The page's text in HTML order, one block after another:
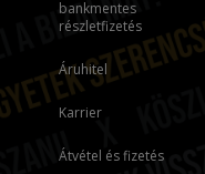
bankmentes
részletfizetés
Áruhitel
Karrier
Átvétel és fizetés